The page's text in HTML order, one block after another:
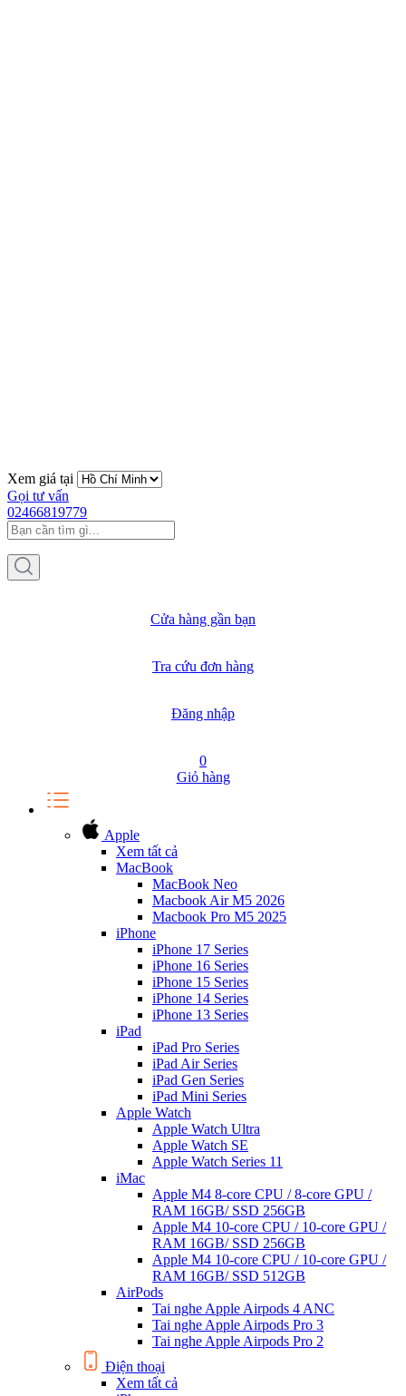
Xem giá tại
Gọi tư vấn
02466819779
Cửa hàng gần bạn
Tra cứu đơn hàng
Đăng nhập
0
Giỏ hàng
Apple
Xem tất cả
MacBook
MacBook Neo
Macbook Air M5 2026
Macbook Pro M5 2025
iPhone
iPhone 17 Series
iPhone 16 Series
iPhone 15 Series
iPhone 14 Series
iPhone 13 Series
iPad
iPad Pro Series
iPad Air Series
iPad Gen Series
iPad Mini Series
Apple Watch
Apple Watch Ultra
Apple Watch SE
Apple Watch Series 11
iMac
Apple M4 8-core CPU / 8-core GPU /
RAM 16GB/ SSD 256GB
Apple M4 10-core CPU / 10-core GPU /
RAM 16GB/ SSD 256GB
Apple M4 10-core CPU / 10-core GPU /
RAM 16GB/ SSD 512GB
AirPods
Tai nghe Apple Airpods 4 ANC
Tai nghe Apple Airpods Pro 3
Tai nghe Apple Airpods Pro 2
Điện thoại
Xem tất cả